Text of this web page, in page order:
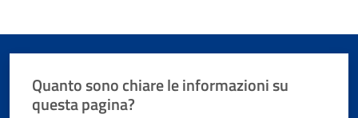
Quanto sono chiare le informazioni su
questa pagina?